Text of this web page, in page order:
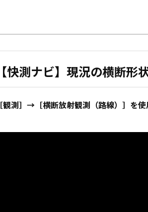
【快測ナビ】現況の横断形
［観測］→［横断放射観測（路線）］を使